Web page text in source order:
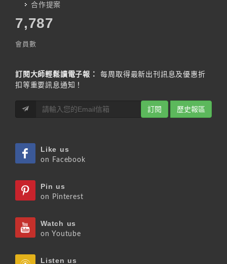
合作提案
7,787
會員數
訂閱大師輕鬆讀電子報：
每周取得最新出刊訊息及優惠折
扣等重要訊息通知！
訂閱 歷史報區
Like us
on Facebook
Pin us
on Pinterest
Watch us
on Youtube
Listen us